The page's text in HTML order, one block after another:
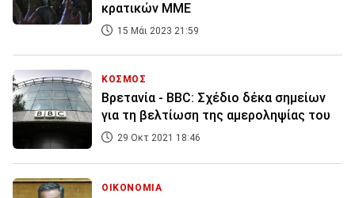
κρατικών ΜΜΕ
15 Μάι 2023 21:59
ΚΟΣΜΟΣ
Βρετανία - BBC: Σχέδιο δέκα σημείων
για τη βελτίωση της αμεροληψίας του
29 Οκτ 2021 18:46
ΟΙΚΟΝΟΜΙΑ